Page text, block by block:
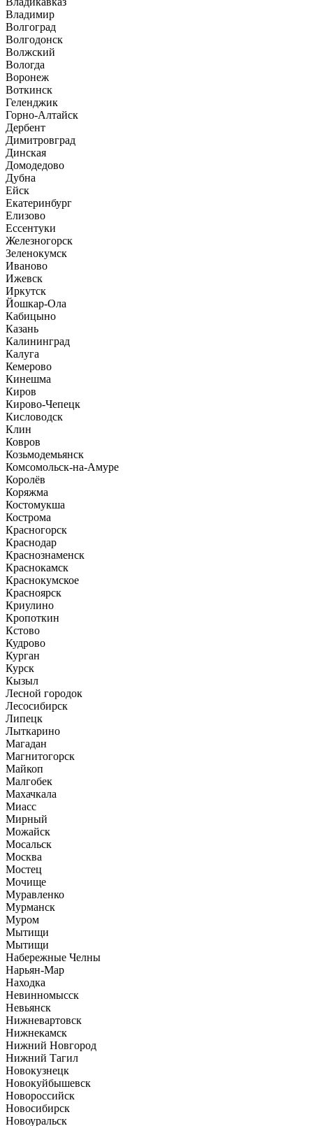
Владимир
Волгоград
Волгодонск
Волжский
Вологда
Воронеж
Воткинск
Геленджик
Горно-Алтайск
Дербент
Димитровград
Динская
Домодедово
Дубна
Ейск
Екатеринбург
Елизово
Ессентуки
Железногорск
Зеленокумск
Иваново
Ижевск
Иркутск
Йошкар-Ола
Кабицыно
Казань
Калининград
Калуга
Кемерово
Кинешма
Киров
Кирово-Чепецк
Кисловодск
Клин
Ковров
Козьмодемьянск
Комсомольск-на-Амуре
Королёв
Коряжма
Костомукша
Кострома
Красногорск
Краснодар
Краснознаменск
Краснокамск
Краснокумское
Красноярск
Криулино
Кропоткин
Кстово
Кудрово
Курган
Курск
Кызыл
Лесной городок
Лесосибирск
Липецк
Лыткарино
Магадан
Магнитогорск
Майкоп
Малгобек
Махачкала
Миасс
Мирный
Можайск
Мосальск
Москва
Мостец
Мочище
Муравленко
Мурманск
Муром
Мытищи
Мытищи
Набережные Челны
Нарьян-Мар
Находка
Невинномысск
Невьянск
Нижневартовск
Нижнекамск
Нижний Новгород
Нижний Тагил
Новокузнецк
Новокуйбышевск
Новороссийск
Новосибирск
Новоуральск